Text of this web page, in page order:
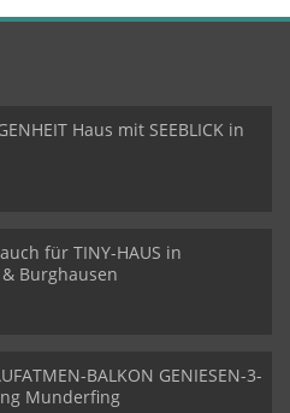
Haus mit SEEBLICK in
auch für TINY-HAUS in
Burghausen
BALKON GENIESEN-3-
Munderfing